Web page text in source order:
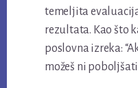
temeljita
rezultata. Kao što
poslovna izreka:
možeš ni